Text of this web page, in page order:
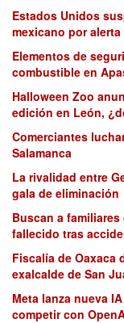
Estados Unidos
mexicano por
Elementos de
combustible en
Halloween Zoo
edición en León,
Comerciantes
Salamanca
La rivalidad entre
gala de eliminación
Buscan a
fallecido tras
Fiscalía de Oaxaca
exalcalde de San
Meta lanza nueva
competir con